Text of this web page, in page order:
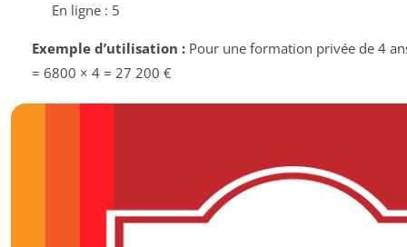
En ligne : 5
Exemple d’utilisation :Pour une formation privée de 4
= 6800 × 4 = 27 200 €